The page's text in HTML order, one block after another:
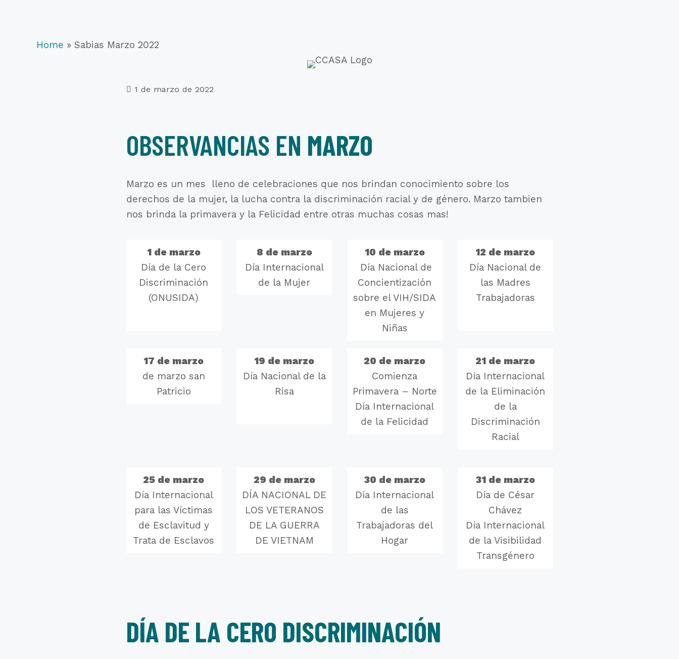
Home » Sabias Marzo 2022
1 de marzo de 2022
OBSERVANCIAS EN MARZO
Marzo es un mes lleno de celebraciones que nos brindan conocimiento sobre los
derechos de la mujer, la lucha contra la discriminación racial y de género. Marzo tambien
nos brinda la primavera y la Felicidad entre otras muchas cosas mas!
1 de marzo
Día de la Cero
Discriminación
(ONUSIDA)
8 de marzo
Día Internacional
de la Mujer
10 de marzo
Día Nacional de
Concientización
sobre el VIH/SIDA
en Mujeres y
Niñas
12 de marzo
Día Nacional de
las Madres
Trabajadoras
17 de marzo
de marzo san
Patricio
19 de marzo
Día Nacional de la
Risa
20 de marzo
Comienza
Primavera – Norte
Día Internacional
de la Felicidad
21 de marzo
Día Internacional
de la Eliminación
de la
Discriminación
Racial
25 de marzo
Día Internacional
para las Víctimas
de Esclavitud y
Trata de Esclavos
29 de marzo
DÍA NACIONAL DE
LOS VETERANOS
DE LA GUERRA
DE VIETNAM
30 de marzo
Día Internacional
de las
Trabajadoras del
Hogar
31 de marzo
Día de César
Chávez
Día Internacional
de la Visibilidad
Transgénero
DÍA DE LA CERO DISCRIMINACIÓN